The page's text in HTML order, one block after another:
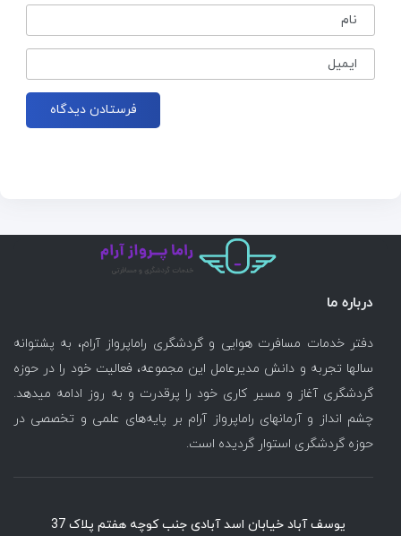
نام
ایمیل
درباره ما
دفتر خدمات مسافرت هوایی و گردشگری راماپرواز آرام، به پشتوانه
سالها تجربه و دانش مدیرعامل این مجموعه، فعالیت خود را در حوزه
گردشگری آغاز و مسیر کاری خود را پرقدرت و به روز ادامه میدهد.
چشم انداز و آرمانهای راماپرواز آرام بر پایه‌های علمی و تخصصی در
حوزه گردشگری استوار گردیده است.
یوسف آباد خیابان اسد آبادی جنب کوچه هفتم پلاک 37